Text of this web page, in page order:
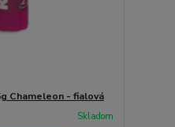
Chameleon - fialová
Skladom